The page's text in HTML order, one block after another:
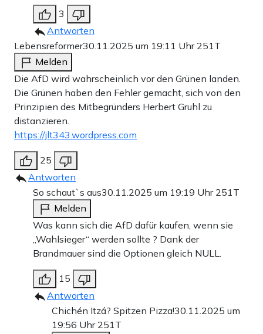
3
Antworten
Lebensreformer30.11.2025 um 19:11 Uhr 251T
Melden
Die AfD wird wahrscheinlich vor den Grünen landen.
Die Grünen haben den Fehler gemacht, sich von den
Prinzipien des Mitbegründers Herbert Gruhl zu
distanzieren.
https://jlt343.wordpress.com
25
Antworten
So schaut`s aus30.11.2025 um 19:19 Uhr 251T
Melden
Was kann sich die AfD dafür kaufen, wenn sie
„Wahlsieger“ werden sollte ? Dank der
Brandmauer sind die Optionen gleich NULL.
15
Antworten
Chichén Itzá? Spitzen Pizza!30.11.2025 um
19:56 Uhr 251T